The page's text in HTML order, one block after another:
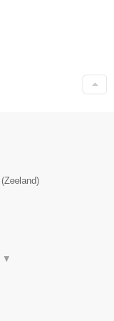
(Zeeland)
▼